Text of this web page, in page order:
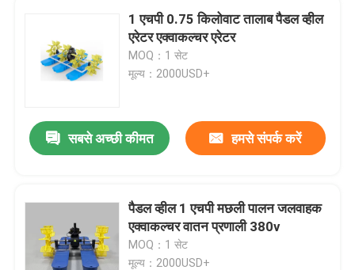
1 एचपी 0.75 किलोवाट तालाब पैडल व्हील
एरेटर एक्वाकल्चर एरेटर
MOQ：1 सेट
मूल्य：2000USD+
सबसे अच्छी कीमत हमसे संपर्क करें
पैडल व्हील 1 एचपी मछली पालन जलवाहक
एक्वाकल्चर वातन प्रणाली 380v
MOQ：1 सेट
मूल्य：2000USD+